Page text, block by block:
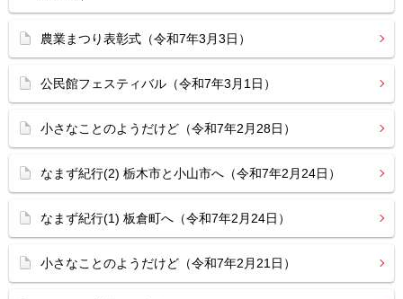
農業まつり表彰式（令和7年3月3日）
公民館フェスティバル（令和7年3月1日）
小さなことのようだけど（令和7年2月28日）
なまず紀行(2) 栃木市と小山市へ（令和7年2月24日）
なまず紀行(1) 板倉町へ（令和7年2月24日）
小さなことのようだけど（令和7年2月21日）